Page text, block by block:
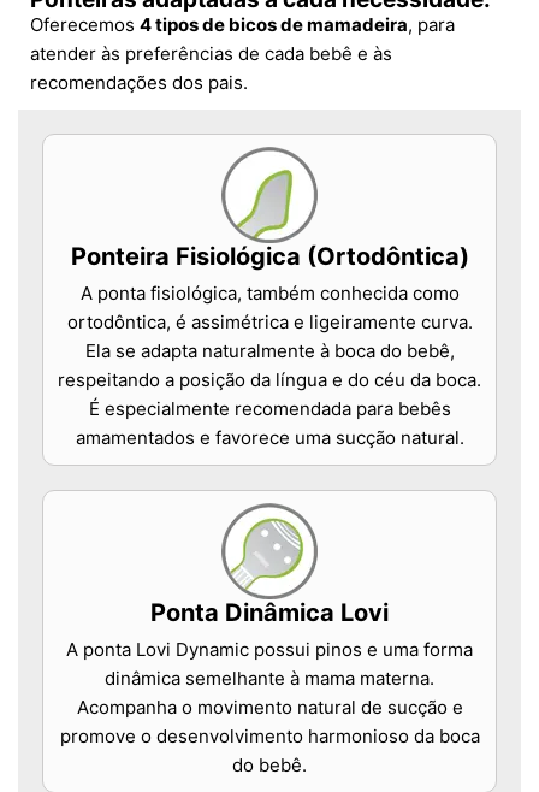
Oferecemos 4 tipos de bicos de mamadeira, para
atender às preferências de cada bebê e às
recomendações dos pais.
Ponteira Fisiológica (Ortodôntica)
A ponta fisiológica, também conhecida como
ortodôntica, é assimétrica e ligeiramente curva.
Ela se adapta naturalmente à boca do bebê,
respeitando a posição da língua e do céu da boca.
É especialmente recomendada para bebês
amamentados e favorece uma sucção natural.
Ponta Dinâmica Lovi
A ponta Lovi Dynamic possui pinos e uma forma
dinâmica semelhante à mama materna.
Acompanha o movimento natural de sucção e
promove o desenvolvimento harmonioso da boca
do bebê.